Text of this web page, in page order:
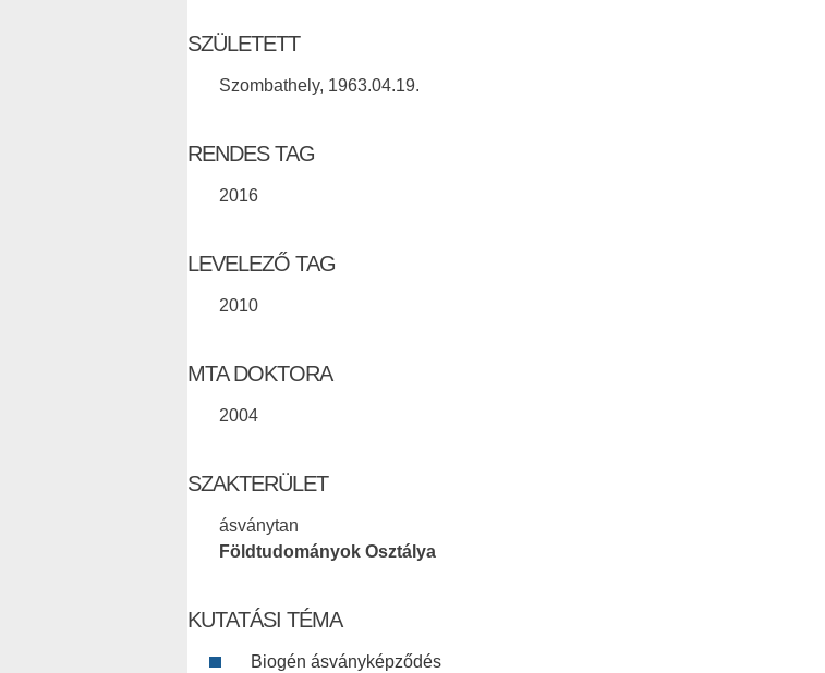
SZÜLETETT
Szombathely, 1963.04.19.
RENDES TAG
2016
LEVELEZŐ TAG
2010
MTA DOKTORA
2004
SZAKTERÜLET
ásványtan
Földtudományok Osztálya
KUTATÁSI TÉMA
Biogén ásványképződés